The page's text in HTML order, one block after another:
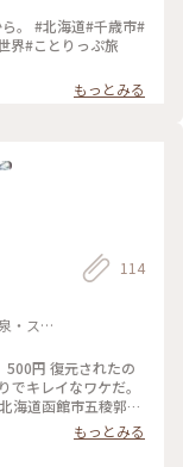
市#
界#ことりっぷ旅
もっとみる
・ス
114
キレイなワケだ。
海道函館市五稜郭町
#五稜郭
もっとみる